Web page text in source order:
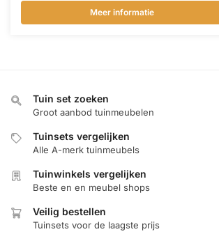
Meer informatie
Tuin set zoeken
Groot aanbod tuinmeubelen
Tuinsets vergelijken
Alle A-merk tuinmeubels
Tuinwinkels vergelijken
Beste en en meubel shops
Veilig bestellen
Tuinsets voor de laagste prijs